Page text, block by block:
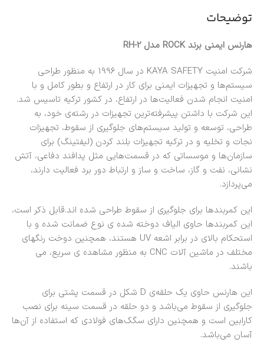
توضیحات
هارنس ایمنی برند ROCK مدل RH-2
شرکت امنیت KAYA SAFETY در سال 1996 به منظور طراحی
سیستم‌ها و تجهیزات ایمنی برای کار در ارتفاع و بطور کامل و با
امنیت انجام شدن فعالیت‌ها در ارتفاع، در کشور ترکیه تاسیس شد.
این شرکت با داشتن پیشرفته‌ترین تجهیزات در رشته‌ی خود، به
طراحی، توسعه و تولید سیستم‌های جلوگیری از سقوط، تجهیزات
نجات و تخلیه و در ترکیه تجهیزات بلند کردن (لیفتینگ) برای
سازمان‌ها و موسساتی که در قسمت‌هایی مثل پدافند دفاعی، آتش
نشانی، نفت و گاز، ساخت و ساز و ارتباط دور برد فعالیت دارند،
می‌پردازد.
این کمربندها برای جلوگیری از سقوط طراحی شده اند.قابل ذکر است،
این کمربندها حاوی الیاف دوخته شده ی نوع ضمانت شده و با
استحکام بالای در برابر اشعه UV هستند، همچنین دوخت رنگهای
مختلف در ماشین آلات CNC به منظور مشاهده ی سریع، می
باشند.
این هارنس حاوی یک حلقه‌ی D شکل در قسمت پشتی برای
جلوگیری از سقوط می‌باشد و دو حلقه در قسمت سینه برای نصب
کارابین است و همچنین دارای سگک‌های فولادی که استفاده از آن‌ها
آسان می‌باشد.